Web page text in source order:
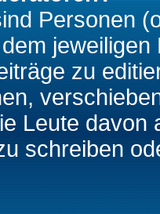
Personen
zu
Leute
schreiben